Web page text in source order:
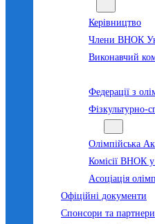
Керівництво
Члени ВНОК
Виконавчий
Федерації з
Фізкультурно-
Олімпійська
Комісії ВНОК у
Асоціація
Офіційні документи
Спонсори та партнери